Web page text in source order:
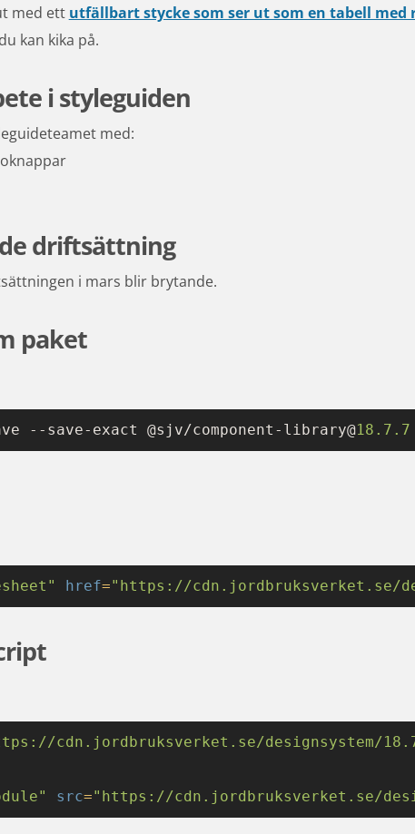
med ett utfällbart stycke som ser ut som en tabell med
kan kika på.
i styleguiden
med:
driftsättning
i mars blir brytande.
paket
--save-exact @sjv/component-library@18.7 .7
href="https://cdn.jordbruksverket.se/
cdn.jordbruksverket.se/designsystem/
src="https://cdn.jordbruksverket.se/